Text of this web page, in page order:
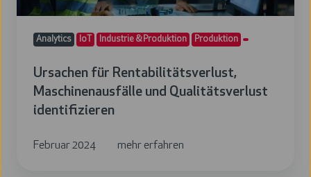
identifizieren
Analytics IoT Industrie & Produktion Produktion
Ursachen für Rentabilitätsverlust,
Maschinenausfälle und Qualitätsverlust
identifizieren
Februar 2024 mehr erfahren